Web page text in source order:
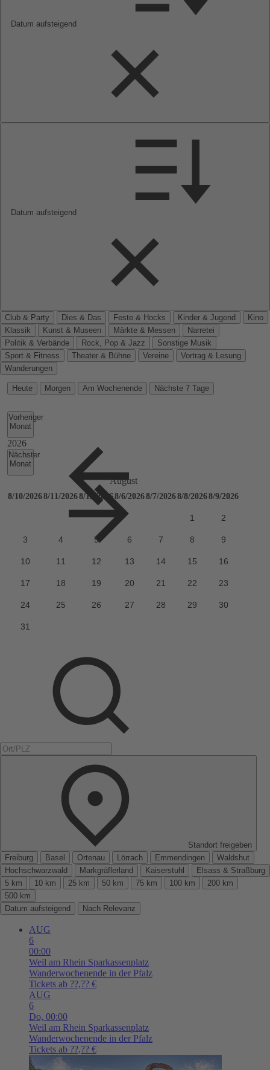
Datum aufsteigend
Datum aufsteigend
Club & Party Dies & Das Feste & Hocks Kinder & Jugend
Kino
Klassik
Kunst & Museen Märkte & Messen
Narretei
Politik & Verbände
Rock, Pop & Jazz
Sonstige Musik
Sport & Fitness
Theater & Bühne Vereine
Vortrag & Lesung
Wanderungen
Heute Morgen Am Wochenende Nächste 7 Tage
Vorheriger
Monat
Nächster
Monat
Standort freigeben
Freiburg
Basel Ortenau Lörrach Emmendingen
Waldshut
Hochschwarzwald
Markgräflerland Kaiserstuhl
Elsass & Straßburg
5 km
10 km 25 km 50 km 75 km 100 km
200 km
500 km
Datum aufsteigend
Nach Relevanz
AUG
6
00:00
Weil am Rhein Sparkassenplatz
Wanderwochenende in der Pfalz
Tickets ab ??,?? €
AUG
6
Do, 00:00
Weil am Rhein Sparkassenplatz
Wanderwochenende in der Pfalz
Tickets ab ??,?? €